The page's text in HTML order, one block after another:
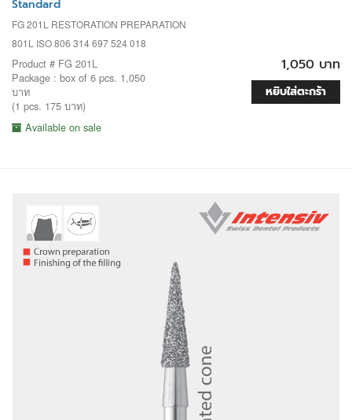
Standard
FG 201L RESTORATION PREPARATION
801L ISO 806 314 697 524 018
Product # FG 201L
Package : box of 6 pcs. 1,050
บาท
(1 pcs. 175 บาท)
Available on sale
1,050 บาท
หยิบใส่ตะกร้า